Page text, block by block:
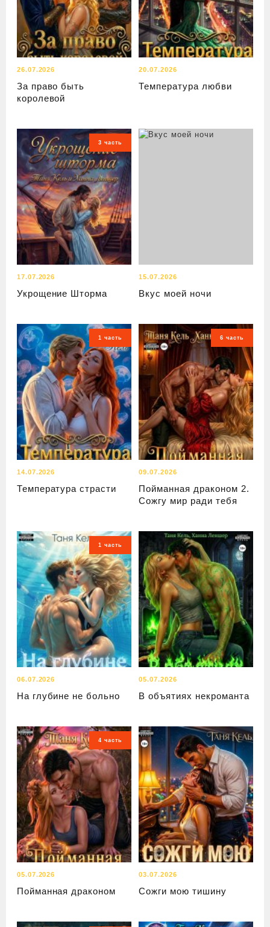
26.07.2026
За право быть
королевой
20.07.2026
Температура любви
3 часть
17.07.2026
Укрощение Шторма
15.07.2026
Вкус моей ночи
1 часть
14.07.2026
Температура страсти
6 часть
09.07.2026
Пойманная драконом 2.
Сожгу мир ради тебя
1 часть
06.07.2026
На глубине не больно
05.07.2026
В объятиях некроманта
4 часть
05.07.2026
Пойманная драконом
03.07.2026
Сожги мою тишину